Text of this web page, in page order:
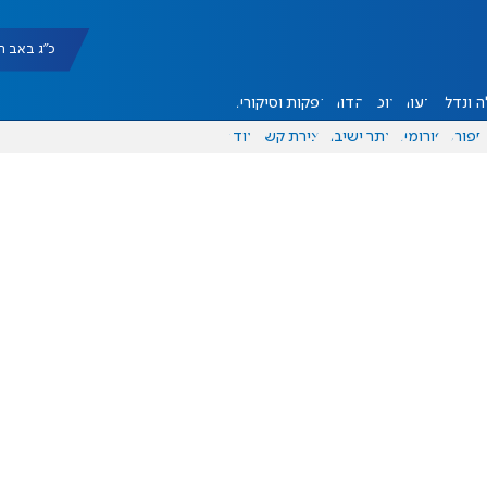
כ"ג באב תשפ"ו
ונדל"ן דעות אוכל יהדות הפקות וסיקורים
ספורט פורומים אתר ישיבה יצירת קשר עוד